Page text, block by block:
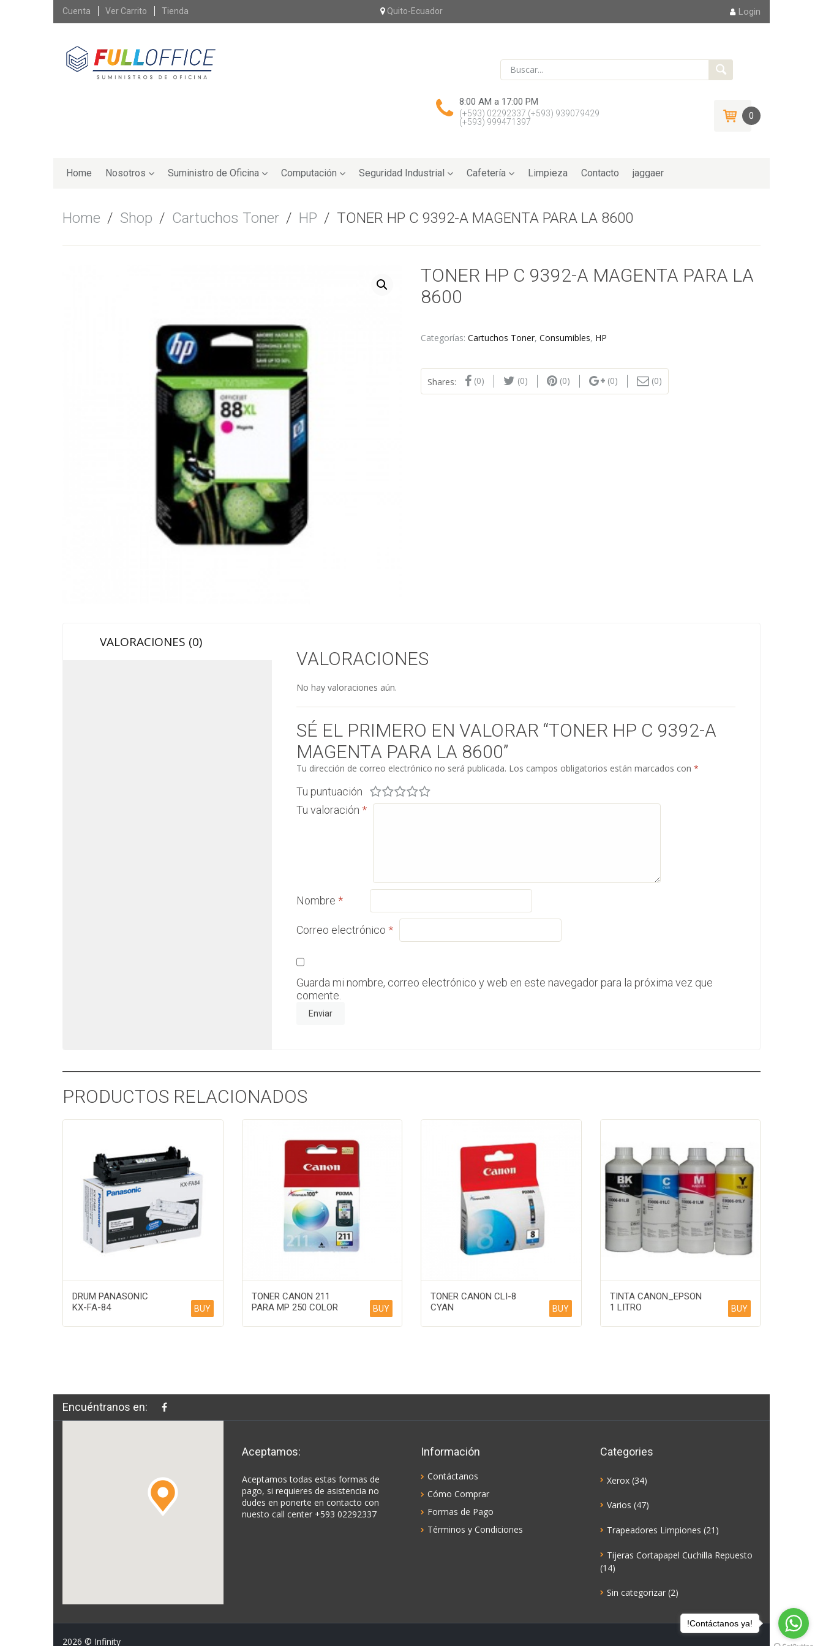
Skip
Cuenta Ver Carrito Tienda Quito-Ecuador Login
8:00 AM a 17:00 PM
(+593) 02292337 (+593) 939079429
(+593) 999471397
0
to
Home Nosotros Suministro de Oficina Computación Seguridad Industrial Cafetería Limpieza Contacto jaggaer
Home / Shop / Cartuchos Toner / HP / TONER HP C 9392-A MAGENTA PARA LA 8600
TONER HP C 9392-A MAGENTA PARA LA
8600
Categorías: Cartuchos Toner, Consumibles, HP
Shares: (0) (0) (0) (0) (0)
VALORACIONES (0)
VALORACIONES
No hay valoraciones aún.
SÉ EL PRIMERO EN VALORAR “TONER HP C 9392-A
MAGENTA PARA LA 8600”
Tu dirección de correo electrónico no será publicada. Los campos obligatorios están marcados con*
Tu puntuación
Tu valoración*
Nombre*
Correo electrónico*
Guarda mi nombre, correo electrónico y web en este navegador para la próxima vez que
comente.
PRODUCTOS RELACIONADOS
DRUM PANASONIC
KX-FA-84
BUY
TONER CANON 211
PARA MP 250 COLOR
BUY
TONER CANON CLI-8
CYAN
BUY
TINTA CANON_EPSON
1 LITRO
BUY
Encuéntranos en:
Aceptamos:
Aceptamos todas estas formas de
pago, si requieres de asistencia no
dudes en ponerte en contacto con
nuesto call center +593 02292337
Información
Contáctanos
Cómo Comprar
Formas de Pago
Términos y Condiciones
Categories
Xerox (34)
Varios (47)
Trapeadores Limpiones (21)
Tijeras Cortapapel Cuchilla Repuesto
(14)
Sin categorizar (2)
2026 © Infinity
!Contáctanos ya!